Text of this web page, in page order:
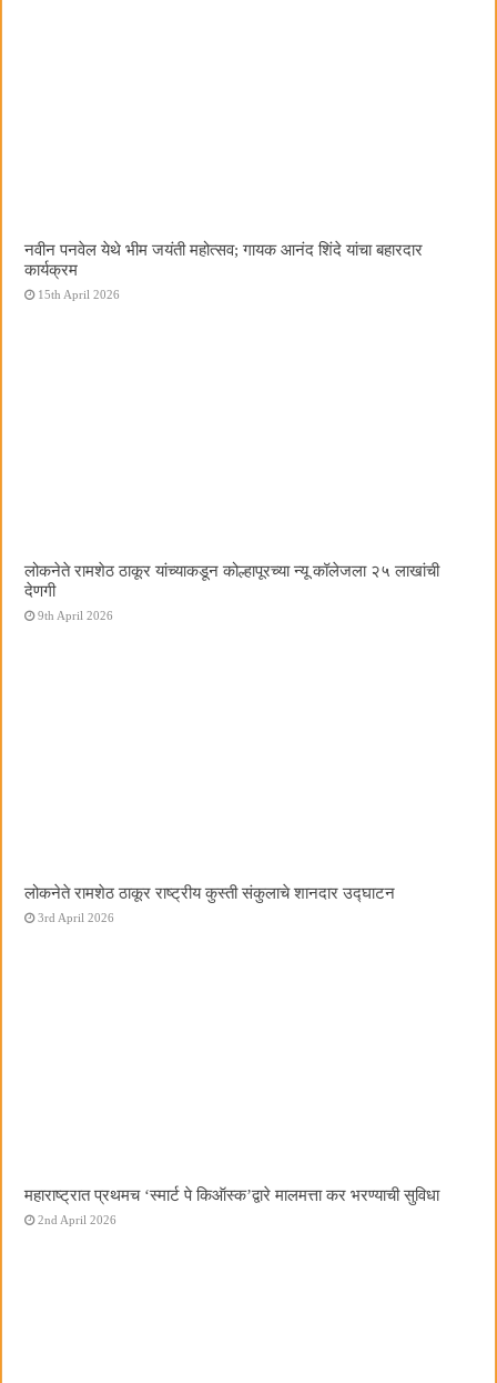
नवीन पनवेल येथे भीम जयंती महोत्सव; गायक आनंद शिंदे यांचा बहारदार
कार्यक्रम
15th April 2026
लोकनेते रामशेठ ठाकूर यांच्याकडून कोल्हापूरच्या न्यू कॉलेजला २५ लाखांची
देणगी
9th April 2026
लोकनेते रामशेठ ठाकूर राष्ट्रीय कुस्ती संकुलाचे शानदार उद्घाटन
3rd April 2026
महाराष्ट्रात प्रथमच ‌‘स्मार्ट पे किऑस्क‌’द्वारे मालमत्ता कर भरण्याची सुविधा
2nd April 2026